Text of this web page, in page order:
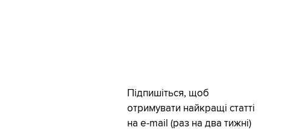
Підпишіться, щоб
отримувати найкращі статті
на e-mail (раз на два тижні)